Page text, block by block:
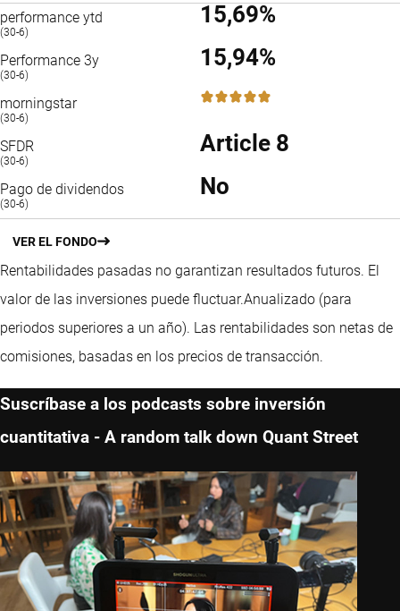
performance ytd
(30-6)
15,69%
Performance 3y
(30-6)
15,94%
morningstar
(30-6)
5 / 5
SFDR
(30-6)
Article 8
Pago de dividendos
(30-6)
No
VER EL FONDO
Rentabilidades pasadas no garantizan resultados futuros. El
valor de las inversiones puede fluctuar.Anualizado (para
periodos superiores a un año). Las rentabilidades son netas de
comisiones, basadas en los precios de transacción.
Suscríbase a los podcasts sobre inversión
cuantitativa - A random talk down Quant Street